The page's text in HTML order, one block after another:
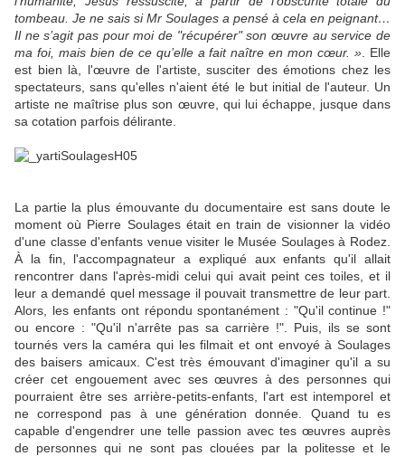
tombeau. Je ne sais si Mr Soulages a pensé à cela en peignant…
Il ne s’agit pas pour moi de "récupérer" son œuvre au service de
ma foi, mais bien de ce qu’elle a fait naître en mon cœur. » . Elle
est bien là, l'œuvre de l'artiste, susciter des émotions chez les
spectateurs, sans qu'elles n'aient été le but initial de l'auteur. Un
artiste ne maîtrise plus son œuvre, qui lui échappe, jusque dans
sa cotation parfois délirante.
La partie la plus émouvante du documentaire est sans doute le
moment où Pierre Soulages était en train de visionner la vidéo
d'une classe d'enfants venue visiter le Musée Soulages à Rodez.
À la fin, l'accompagnateur a expliqué aux enfants qu'il allait
rencontrer dans l'après-midi celui qui avait peint ces toiles, et il
leur a demandé quel message il pouvait transmettre de leur part.
Alors, les enfants ont répondu spontanément : "Qu'il continue !"
ou encore : "Qu'il n'arrête pas sa carrière !". Puis, ils se sont
tournés vers la caméra qui les filmait et ont envoyé à Soulages
des baisers amicaux. C'est très émouvant d'imaginer qu'il a su
créer cet engouement avec ses œuvres à des personnes qui
pourraient être ses arrière-petits-enfants, l'art est intemporel et
ne correspond pas à une génération donnée. Quand tu es
capable d'engendrer une telle passion avec tes œuvres auprès
de personnes qui ne sont pas clouées par la politesse et le